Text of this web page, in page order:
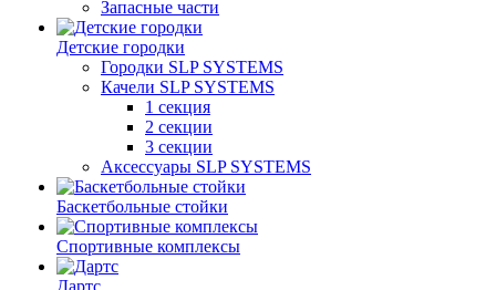
Запасные части
Детские городки
Городки SLP SYSTEMS
Качели SLP SYSTEMS
1 секция
2 секции
3 секции
Аксессуары SLP SYSTEMS
Баскетбольные стойки
Спортивные комплексы
Дартс